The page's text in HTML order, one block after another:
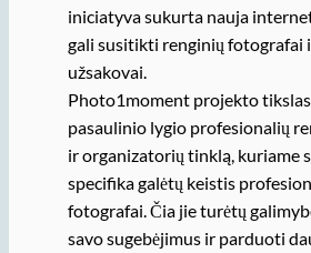
iniciatyva sukurta nauja
gali susitikti renginių fotografai
užsakovai.
Photo1moment projekto
pasaulinio lygio profesionalių
ir organizatorių tinklą, kuriame
specifika galėtų keistis
fotografai. Čia jie turėtų
savo sugebėjimus ir parduoti